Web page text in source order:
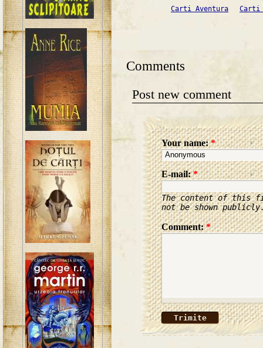
Carti Aventura Carti
Comments
Post new comment
Your name:*
E-mail:*
The content of this
not be shown
Comment:*